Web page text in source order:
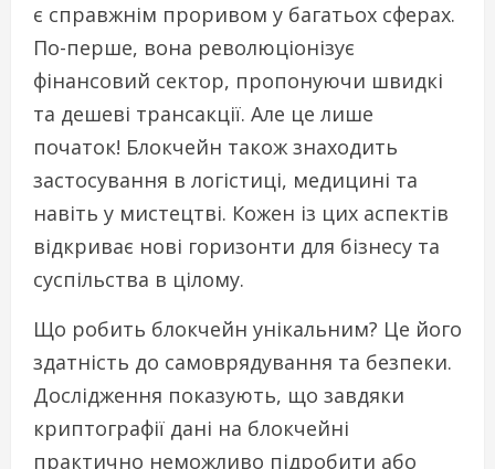
є справжнім проривом у багатьох сферах.
По-перше, вона революціонізує
фінансовий сектор, пропонуючи швидкі
та дешеві трансакції. Але це лише
початок! Блокчейн також знаходить
застосування в логістиці, медицині та
навіть у мистецтві. Кожен із цих аспектів
відкриває нові горизонти для бізнесу та
суспільства в цілому.
Що робить блокчейн унікальним? Це його
здатність до самоврядування та безпеки.
Дослідження показують, що завдяки
криптографії дані на блокчейні
практично неможливо підробити або